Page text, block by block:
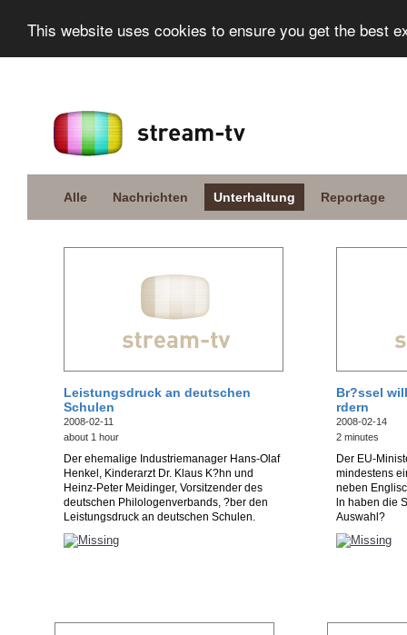
This website uses cookies to ensure you get the best
Alle Nachrichten Unterhaltung Reportage
Leistungsdruck an deutschen
Schulen
2008-02-11
about 1 hour
Der ehemalige Industriemanager Hans-Olaf
Henkel, Kinderarzt Dr. Klaus K?hn und
Heinz-Peter Meidinger, Vorsitzender des
deutschen Philologenverbands, ?ber den
Leistungsdruck an deutschen Schulen.
Br?ssel
rdern
2008-02-14
2 minutes
Der EU-
mindestens
neben
ln haben die
Auswahl?